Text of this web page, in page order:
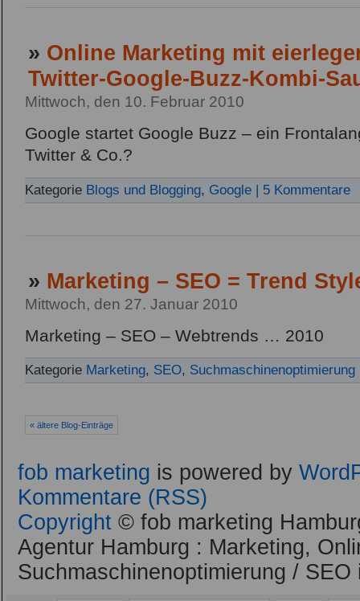
» Online Marketing mit
Twitter-Google-Buzz-Kombi-
Mittwoch, den 10. Februar 2010
Google startet Google Buzz – ein
Twitter & Co.?
Kategorie Blogs und Blogging, Google | 5 Kommentare
» Marketing – SEO = Trend
Mittwoch, den 27. Januar 2010
Marketing – SEO – Webtrends … 2010
Kategorie Marketing, SEO, Suchmaschinenoptimierung
« ältere Blog-Einträge
fob marketing is powered by
Kommentare (RSS)
Copyright © fob marketing
Agentur Hamburg : Marketing,
Suchmaschinenoptimierung / SEO